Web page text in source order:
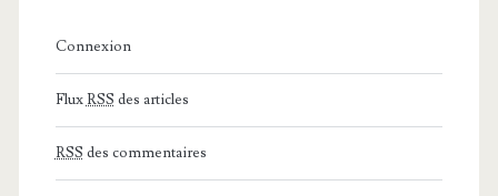
Connexion
FluxRSS des articles
RSS des commentaires